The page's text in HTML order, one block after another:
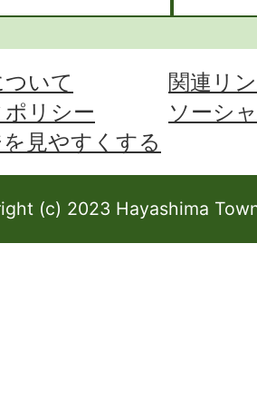
いて
関連リ
リシー
ソーシ
見やすくする
(c) 2023 Hayashima